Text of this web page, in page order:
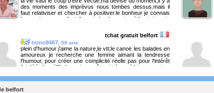
des moments des imprévus nous tombes dessus.mais il
faut relativiser et chercher à positiver.le bonheur je connais
la recette,encore faut il avoir les bons ingrédients.je suis
donner de l'espoir,du bonheur de manière a mon tour de
tchat gratuit belfort
nono8467 , 58 ans
plein d'humour j'aime la nature,le vtt;le canoë les balades en
amoureux je recherche une femme aimant la tendresse
l'humour, pour créer une complicité réelle pas pour l'intérêt
j'ai déjà donné!!! alors si vous êtes intéressé laissez moi un
belfort